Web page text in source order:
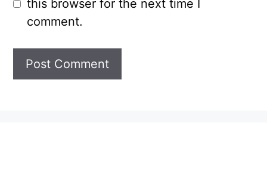
this browser for the next time I
comment.